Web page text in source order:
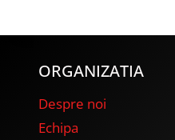
ORGANIZATIA
Despre noi
Echipa